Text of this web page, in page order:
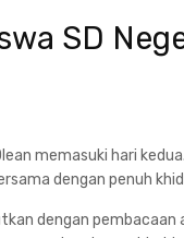
SD
memasuki hari
dengan penuh
dengan pembacaan